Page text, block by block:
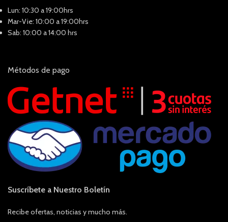
Lun: 10:30 a 19:00hrs
Mar-Vie: 10:00 a 19:00hrs
Sab: 10:00 a 14:00 hrs
Métodos de pago
Suscríbete a Nuestro Boletín
Recibe ofertas, noticias y mucho más.